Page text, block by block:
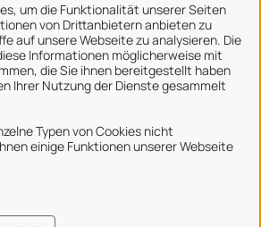
um die Funktionalität unserer Seiten
von Drittanbietern anbieten zu
auf unsere Webseite zu analysieren. Die
Informationen möglicherweise mit
die Sie ihnen bereitgestellt haben
Ihrer Nutzung der Dienste gesammelt
Typen von Cookies nicht
einige Funktionen unserer Webseite